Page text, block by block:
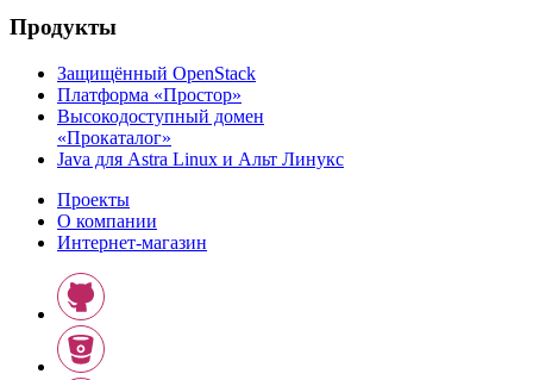
Продукты
Защищённый OpenStack
Платформа «Простор»
Высокодоступный домен
«Прокаталог»
Java для Astra Linux и Альт Линукс
Проекты
О компании
Интернет-магазин